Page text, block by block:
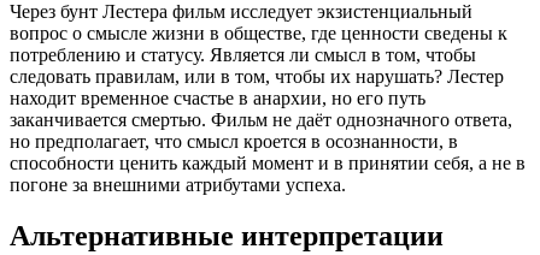
Через бунт Лестера фильм исследует экзистенциальный
вопрос о смысле жизни в обществе, где ценности сведены к
потреблению и статусу. Является ли смысл в том, чтобы
следовать правилам, или в том, чтобы их нарушать? Лестер
находит временное счастье в анархии, но его путь
заканчивается смертью. Фильм не даёт однозначного ответа,
но предполагает, что смысл кроется в осознанности, в
способности ценить каждый момент и в принятии себя, а не в
погоне за внешними атрибутами успеха.
Альтернативные интерпретации